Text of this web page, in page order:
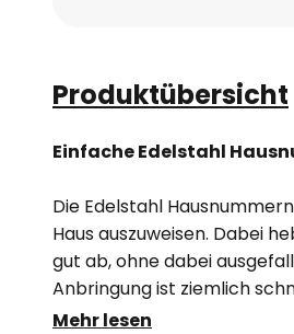
Produktübersicht
Einfache Edelstahl
Die Edelstahl
Haus auszuweisen. Dabei
gut ab, ohne dabei
Anbringung ist ziemlich
werden.
Mehr lesen